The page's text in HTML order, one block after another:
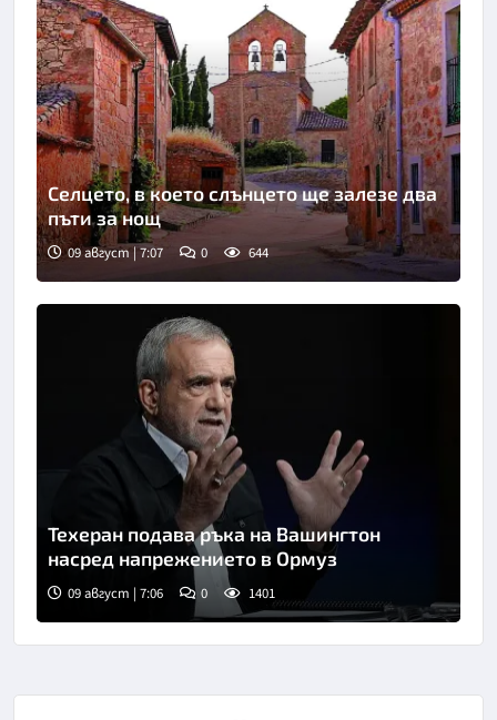
Селцето, в което слънцето ще залезе два
пъти за нощ
09 август | 7:07 0 644
Техеран подава ръка на Вашингтон
насред напрежението в Ормуз
09 август | 7:06 0 1401